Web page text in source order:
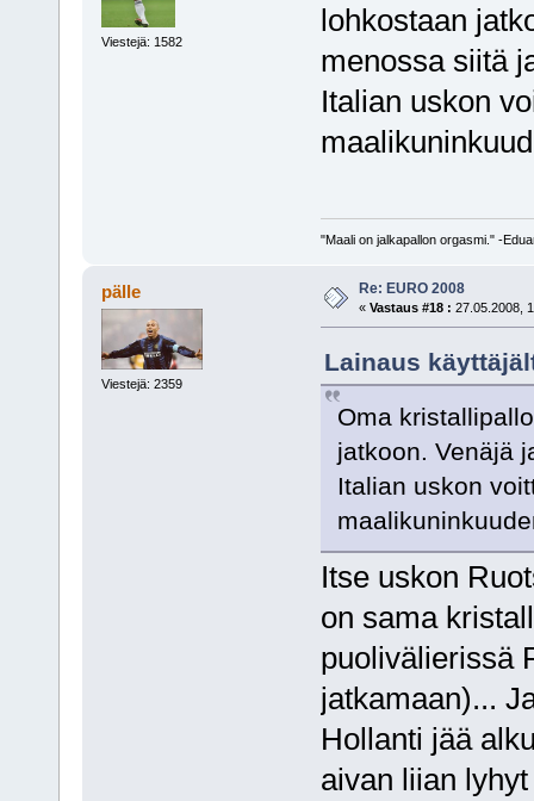
Viestejä: 1582
lohkostaan
menossa siitä
Italian uskon
"Maali on jalkapallon orgasmi." -
pälle
Viestejä: 2359
Re: EURO 2008
« Vastaus #18 : 27.05.2008,
Lainaus
Oma
jatkoon. Venäjä
Italian uskon
Itse uskon
on sama
puolivälierissä
jatkamaan)...
Hollanti jää
aivan liian